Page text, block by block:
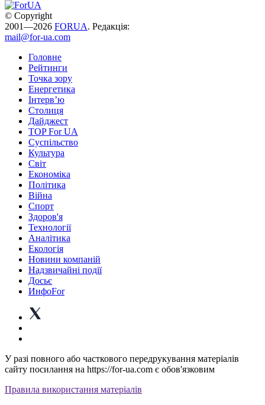
© Copyright
2001—2026 FORUA. Редакція:
mail@for-ua.com
Головне
Рейтинги
Точка зору
Енергетика
Інтерв’ю
Столиця
Дайджест
TOP For UA
Суспiльство
Культура
Світ
Економіка
Політика
Війна
Спорт
Здоров'я
Технології
Аналітика
Екологія
Новини компаній
Надзвичайні події
Досьє
ИнфоFor
У разі повного або часткового передрукування матеріалів
сайту посилання на https://for-ua.com є обов'язковим
Правила використання матеріалів